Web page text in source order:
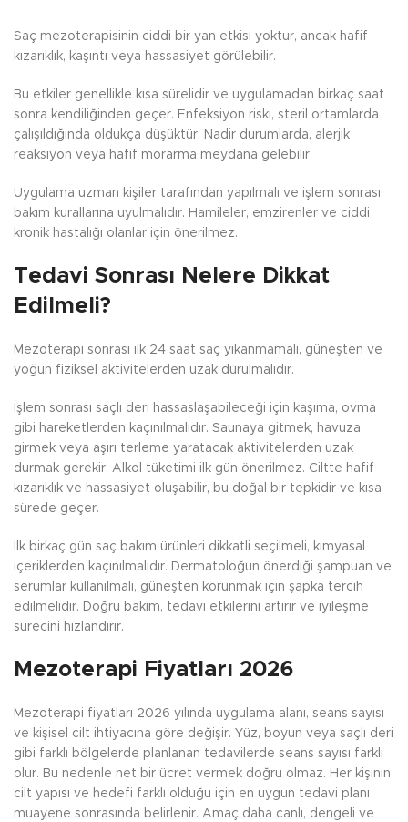
Saç mezoterapisinin ciddi bir yan etkisi yoktur, ancak hafif
kızarıklık, kaşıntı veya hassasiyet görülebilir.
Bu etkiler genellikle kısa sürelidir ve uygulamadan birkaç saat
sonra kendiliğinden geçer. Enfeksiyon riski, steril ortamlarda
çalışıldığında oldukça düşüktür. Nadir durumlarda, alerjik
reaksiyon veya hafif morarma meydana gelebilir.
Uygulama uzman kişiler tarafından yapılmalı ve işlem sonrası
bakım kurallarına uyulmalıdır. Hamileler, emzirenler ve ciddi
kronik hastalığı olanlar için önerilmez.
Tedavi Sonrası Nelere Dikkat
Edilmeli?
Mezoterapi sonrası ilk 24 saat saç yıkanmamalı, güneşten ve
yoğun fiziksel aktivitelerden uzak durulmalıdır.
İşlem sonrası saçlı deri hassaslaşabileceği için kaşıma, ovma
gibi hareketlerden kaçınılmalıdır. Saunaya gitmek, havuza
girmek veya aşırı terleme yaratacak aktivitelerden uzak
durmak gerekir. Alkol tüketimi ilk gün önerilmez. Ciltte hafif
kızarıklık ve hassasiyet oluşabilir, bu doğal bir tepkidir ve kısa
sürede geçer.
İlk birkaç gün saç bakım ürünleri dikkatli seçilmeli, kimyasal
içeriklerden kaçınılmalıdır. Dermatoloğun önerdiği şampuan ve
serumlar kullanılmalı, güneşten korunmak için şapka tercih
edilmelidir. Doğru bakım, tedavi etkilerini artırır ve iyileşme
sürecini hızlandırır.
Mezoterapi Fiyatları 2026
Mezoterapi fiyatları 2026 yılında uygulama alanı, seans sayısı
ve kişisel cilt ihtiyacına göre değişir. Yüz, boyun veya saçlı deri
gibi farklı bölgelerde planlanan tedavilerde seans sayısı farklı
olur. Bu nedenle net bir ücret vermek doğru olmaz. Her kişinin
cilt yapısı ve hedefi farklı olduğu için en uygun tedavi planı
muayene sonrasında belirlenir. Amaç daha canlı, dengeli ve